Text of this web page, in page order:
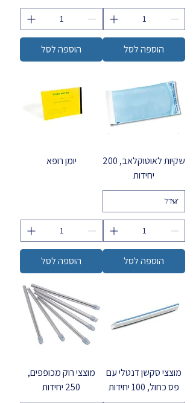
הוספה לסל הוספה לסל
שקיות לאוטוקלאב, 200
יחידות
הוספה לסל
יומן רופא
הוספה לסל
מוצצי סקשן דנטלי עם
פס כחול, 100 יחידות
מוצצי רוק מכופפים,
250 יחידות